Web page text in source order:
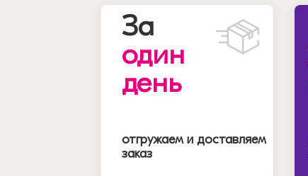
За
один
день
отгружаем и доставляем
заказ